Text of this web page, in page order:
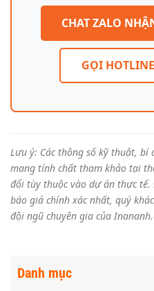
CHAT ZALO
GỌI
Lưu ý: Các thông số kỹ thuật,
mang tính chất tham khảo tại
đổi tùy thuộc vào dự án thực
báo giá chính xác nhất, quý
đội ngũ chuyên gia của
Danh mục